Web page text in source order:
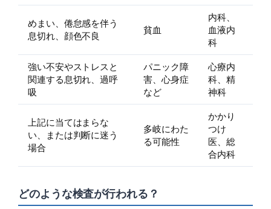
めまい、倦怠感を伴う
息切れ、顔色不良
貧血
内科、
血液内
科
強い不安やストレスと
関連する息切れ、過呼
吸
パニック障
害、心身症
など
心療内
科、精
神科
上記に当てはまらな
い、または判断に迷う
場合
多岐にわた
る可能性
かかり
つけ
医、総
合内科
どのような検査が行われる？